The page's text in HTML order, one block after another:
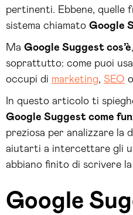
pertinenti. Ebbene, quelle
sistema chiamato Google
Ma Google Suggest cos’è
soprattutto: come puoi
occupi di marketing, SEO o
In questo articolo ti
Google Suggest come
preziosa per analizzare la
aiutarti a intercettare gli
abbiano finito di scrivere
Google